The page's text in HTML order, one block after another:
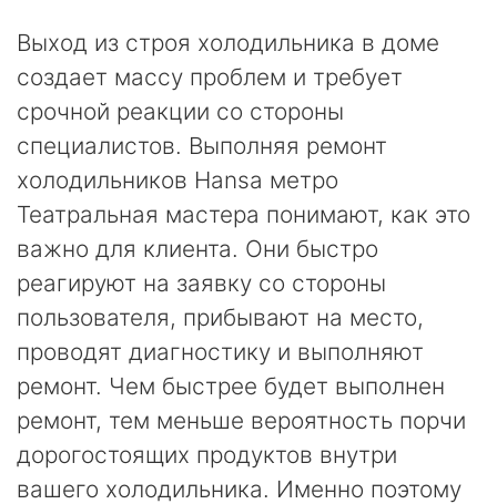
Выход из строя холодильника в доме
создает массу проблем и требует
срочной реакции со стороны
специалистов. Выполняя ремонт
холодильников Hansa метро
Театральная мастера понимают, как это
важно для клиента. Они быстро
реагируют на заявку со стороны
пользователя, прибывают на место,
проводят диагностику и выполняют
ремонт. Чем быстрее будет выполнен
ремонт, тем меньше вероятность порчи
дорогостоящих продуктов внутри
вашего холодильника. Именно поэтому